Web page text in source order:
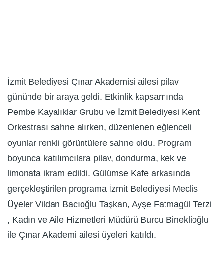
İzmit Belediyesi Çınar Akademisi ailesi pilav
gününde bir araya geldi. Etkinlik kapsamında
Pembe Kayalıklar Grubu ve İzmit Belediyesi Kent
Orkestrası sahne alırken, düzenlenen eğlenceli
oyunlar renkli görüntülere sahne oldu. Program
boyunca katılımcılara pilav, dondurma, kek ve
limonata ikram edildi. Gülümse Kafe arkasında
gerçekleştirilen programa İzmit Belediyesi Meclis
Üyeler Vildan Bacıoğlu Taşkan, Ayşe Fatmagül Terzi
, Kadın ve Aile Hizmetleri Müdürü Burcu Bineklioğlu
ile Çınar Akademi ailesi üyeleri katıldı.